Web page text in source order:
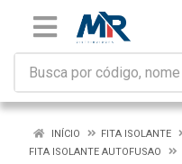
INÍCIO
FITA ISOLANTE
FITA ISOLANTE AUTOFUSAO